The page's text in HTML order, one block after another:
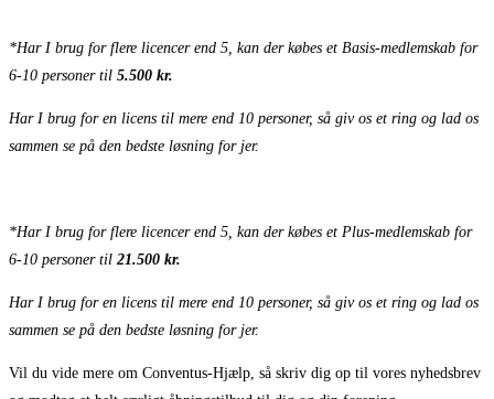
*Har I brug for flere licencer end 5, kan der købes et Basis-medlemskab for
6-10 personer til 5.500 kr.
Har I brug for en licens til mere end 10 personer, så giv os et ring og lad os
sammen se på den bedste løsning for jer.
*Har I brug for flere licencer end 5, kan der købes et Plus-medlemskab for
6-10 personer til 21.500 kr.
Har I brug for en licens til mere end 10 personer, så giv os et ring og lad os
sammen se på den bedste løsning for jer.
Vil du vide mere om Conventus-Hjælp, så skriv dig op til vores nyhedsbrev